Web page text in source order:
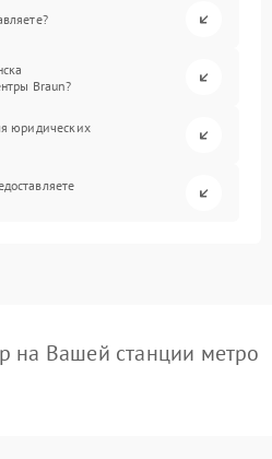
Braun?
юридических
на Вашей станции метро